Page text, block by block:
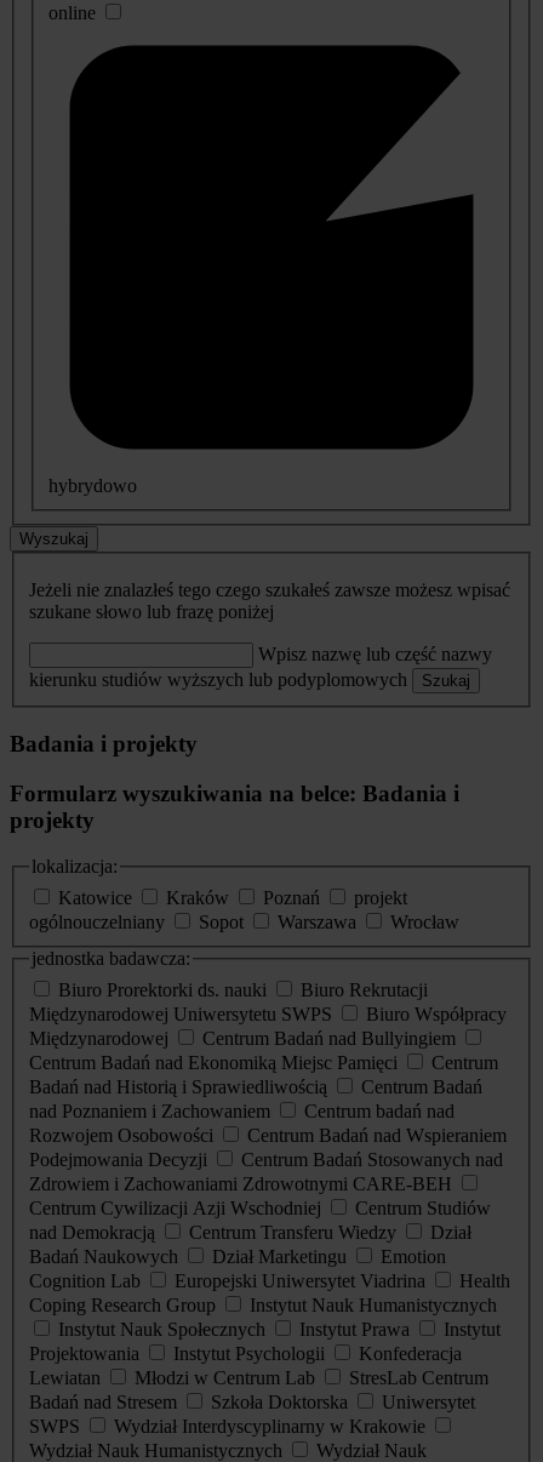
online
hybrydowo
Wyszukaj
Jeżeli nie znalazłeś tego czego szukałeś zawsze możesz wpisać
szukane słowo lub frazę poniżej
Wpisz nazwę lub część nazwy
kierunku studiów wyższych lub podyplomowych
Szukaj
Badania i projekty
Formularz wyszukiwania na belce: Badania i
projekty
lokalizacja:
Katowice
Kraków Poznań
projekt
ogólnouczelniany
Sopot Warszawa
Wrocław
jednostka badawcza:
Biuro Prorektorki ds. nauki
Biuro Rekrutacji
Międzynarodowej Uniwersytetu SWPS
Biuro Współpracy
Międzynarodowej
Centrum Badań nad Bullyingiem
Centrum Badań nad Ekonomiką Miejsc Pamięci
Centrum
Badań nad Historią i Sprawiedliwością
Centrum Badań
nad Poznaniem i Zachowaniem
Centrum badań nad
Rozwojem Osobowości
Centrum Badań nad Wspieraniem
Podejmowania Decyzji
Centrum Badań Stosowanych nad
Zdrowiem i Zachowaniami Zdrowotnymi CARE-BEH
Centrum Cywilizacji Azji Wschodniej
Centrum Studiów
nad Demokracją
Centrum Transferu Wiedzy
Dział
Badań Naukowych
Dział Marketingu
Emotion
Cognition Lab
Europejski Uniwersytet Viadrina
Health
Coping Research Group
Instytut Nauk Humanistycznych
Instytut Nauk Społecznych
Instytut Prawa
Instytut
Projektowania
Instytut Psychologii
Konfederacja
Lewiatan
Młodzi w Centrum Lab
StresLab Centrum
Badań nad Stresem
Szkoła Doktorska
Uniwersytet
SWPS
Wydział Interdyscyplinarny w Krakowie
Wydział Nauk Humanistycznych
Wydział Nauk